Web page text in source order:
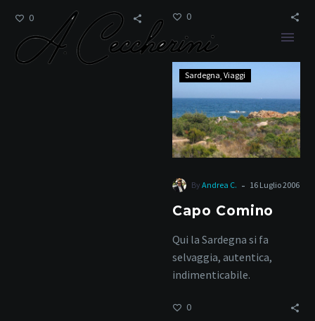
Sardegna autentica
Tag
0 0
Capo
Comino
Sardegna Viaggi
By Andrea C. - 16 Luglio 2006
Capo Comino
Qui la Sardegna si fa
selvaggia, autentica,
indimenticabile.
0